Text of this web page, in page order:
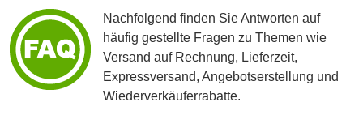
Nachfolgend finden Sie Antworten auf
häufig gestellte Fragen zu Themen wie
Versand auf Rechnung, Lieferzeit,
Expressversand, Angebotserstellung und
Wiederverkäuferrabatte.